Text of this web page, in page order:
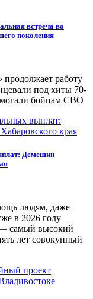
встреча во
поколения
работу
под хиты 70-
бойцам СВО
Демешин
людям, даже
в 2026 году
самый высокий
лет совокупный